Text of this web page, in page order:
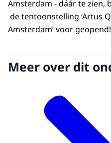
Amsterdam - dáár te zien,
de tentoonstelling ‘Artus
Amsterdam’ voor geopend!
Meer over dit